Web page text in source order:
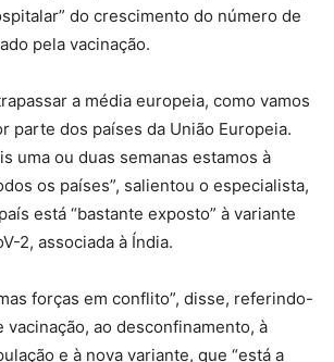
do crescimento do número de
pela vacinação.
a média europeia, como vamos
parte dos países da União Europeia.
uma ou duas semanas estamos à
os países”, salientou o especialista,
está “bastante exposto” à variante
2, associada à Índia.
forças em conflito”, disse, referindo-
vacinação, ao desconfinamento, à
e à nova variante, que “está a